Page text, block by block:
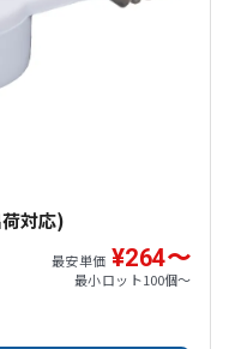
対応)
最安単価 ¥264〜
最小ロット100個〜